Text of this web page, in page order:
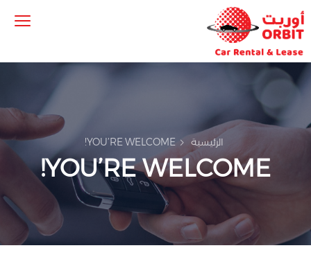
الرئيسية YOU’RE WELCOME!
YOU’RE WELCOME!